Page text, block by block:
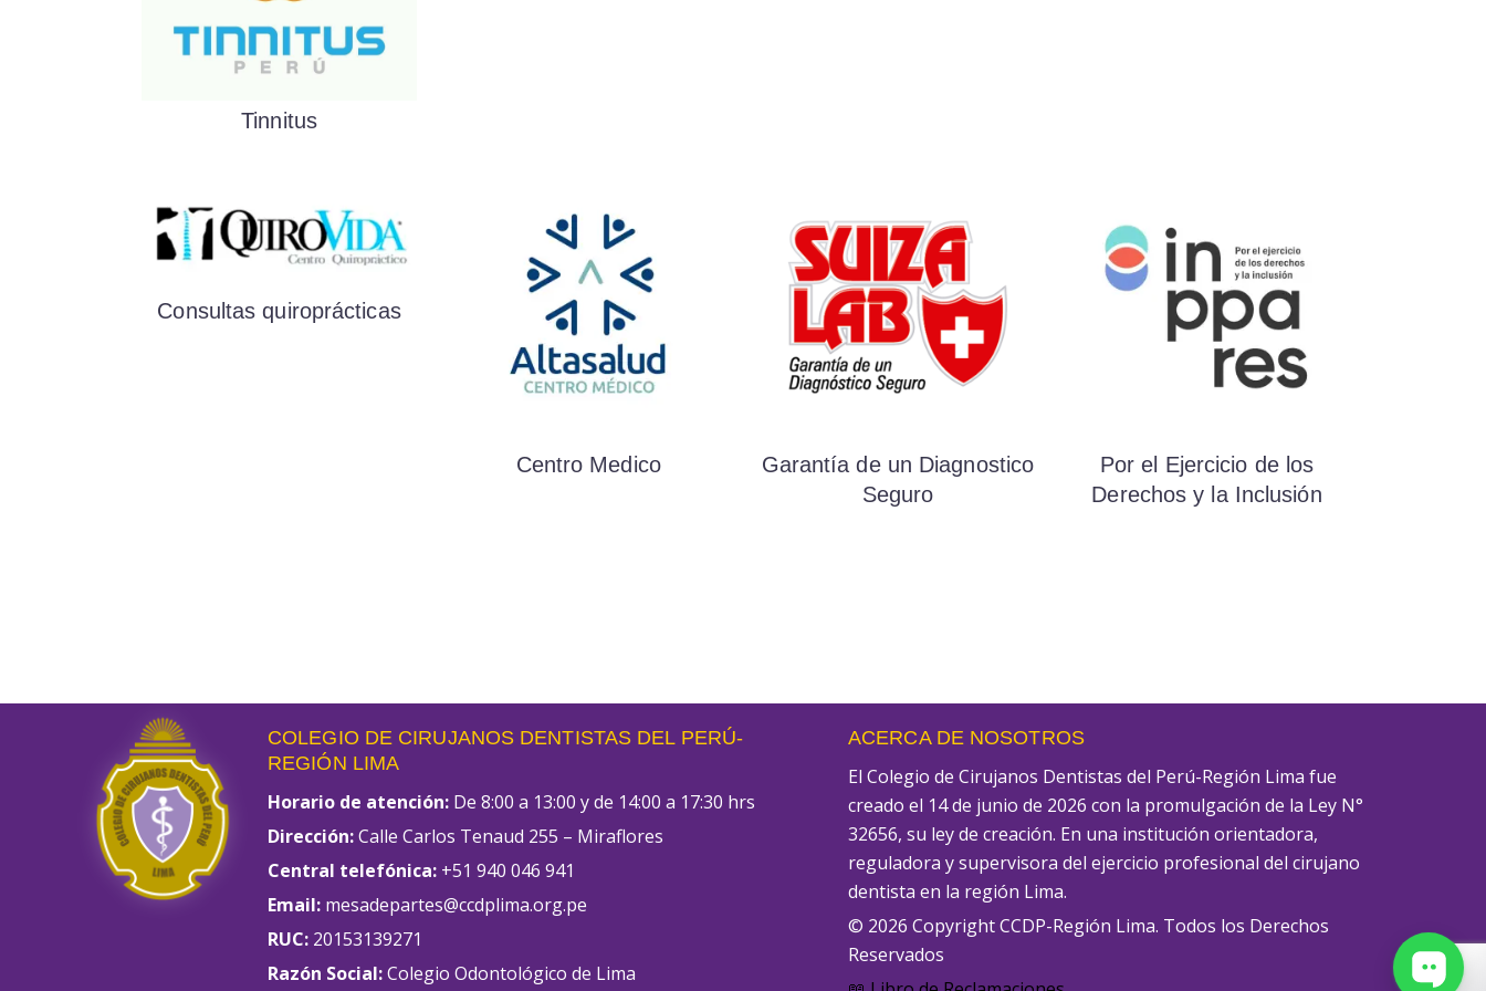
Tinnitus
Consultas quiroprácticas
Centro Medico
Garantía de un Diagnostico
Seguro
Por el Ejercicio de los
Derechos y la Inclusión
COLEGIO DE CIRUJANOS DENTISTAS DEL PERÚ-
REGIÓN LIMA
Horario de atención: De 8:00 a 13:00 y de 14:00 a 17:30 hrs
Dirección:Calle Carlos Tenaud 255 – Miraflores
Central telefónica: +51 940 046 941
Email: mesadepartes@ccdplima.org.pe
RUC: 20153139271
Razón Social:Colegio Odontológico de Lima
ACERCA DE NOSOTROS
El Colegio de Cirujanos Dentistas del Perú-Región Lima fue
creado el 14 de junio de 2026 con la promulgación de la Ley N°
32656, su ley de creación. En una institución orientadora,
reguladora y supervisora del ejercicio profesional del cirujano
dentista en la región Lima.
© 2026 Copyright CCDP-Región Lima. Todos los Derechos
Reservados